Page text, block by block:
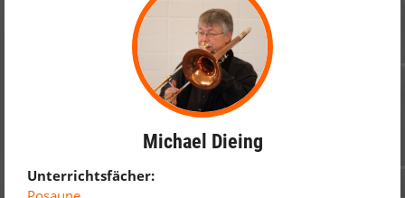
Michael Dieing
Unterrichtsfächer: